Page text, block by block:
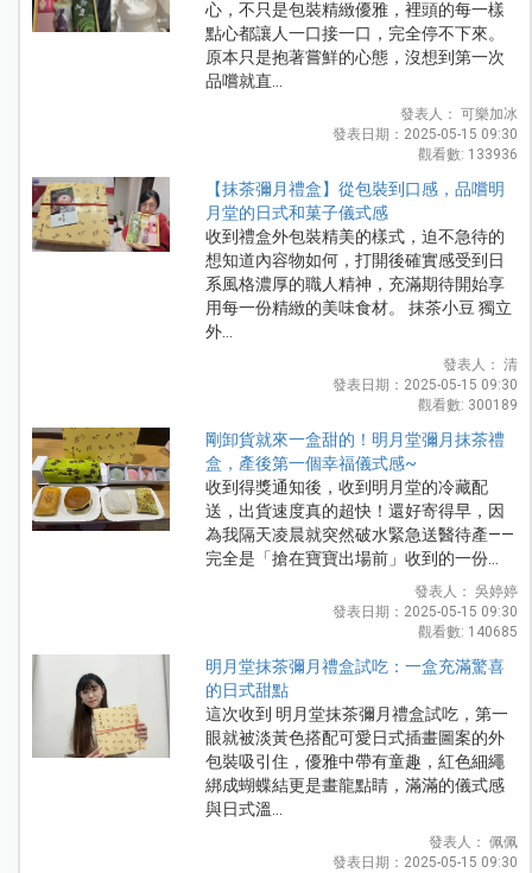
心，不只是包裝精緻優雅，裡頭的每一樣
點心都讓人一口接一口，完全停不下來。
原本只是抱著嘗鮮的心態，沒想到第一次
品嚐就直...
發表人： 可樂加冰
發表日期：2025-05-15 09:30
觀看數: 133936
【抹茶彌月禮盒】從包裝到口感，品嚐明
月堂的日式和菓子儀式感
收到禮盒外包裝精美的樣式，迫不急待的
想知道內容物如何，打開後確實感受到日
系風格濃厚的職人精神，充滿期待開始享
用每一份精緻的美味食材。 抹茶小豆 獨立
外...
發表人： 清
發表日期：2025-05-15 09:30
觀看數: 300189
剛卸貨就來一盒甜的！明月堂彌月抹茶禮
盒，產後第一個幸福儀式感~
收到得獎通知後，收到明月堂的冷藏配
送，出貨速度真的超快！還好寄得早，因
為我隔天凌晨就突然破水緊急送醫待產——
完全是「搶在寶寶出場前」收到的一份...
發表人： 吳婷婷
發表日期：2025-05-15 09:30
觀看數: 140685
明月堂抹茶彌月禮盒試吃：一盒充滿驚喜
的日式甜點
這次收到 明月堂抹茶彌月禮盒試吃，第一
眼就被淡黃色搭配可愛日式插畫圖案的外
包裝吸引住，優雅中帶有童趣，紅色細繩
綁成蝴蝶結更是畫龍點睛，滿滿的儀式感
與日式溫...
發表人： 佩佩
發表日期：2025-05-15 09:30